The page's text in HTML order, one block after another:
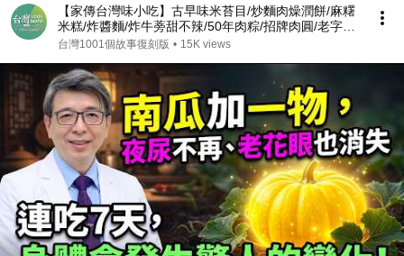
【家傳台灣味小吃】古早味米苔目/炒麵肉燥潤餅/麻糬
米糕/炸醬麵/炸牛蒡甜不辣/50年肉粽/招牌肉圓/老字號
油飯【台灣1001個故事】 ⁨@TaiwanCheers
台灣1001個故事復刻版 • 15K views